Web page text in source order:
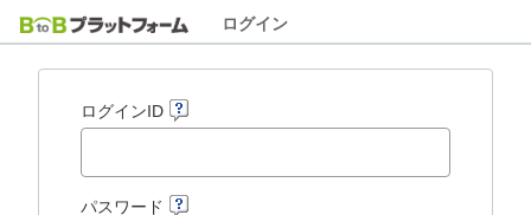
ログイン
ログインID
パスワード